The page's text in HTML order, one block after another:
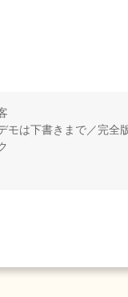
モは下書きまで／完全